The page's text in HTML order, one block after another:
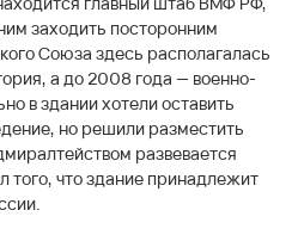
заходить посторонним
Союза здесь располагалась
а до 2008 года — военно-
в здании хотели оставить
но решили разместить
развевается
того, что здание принадлежит